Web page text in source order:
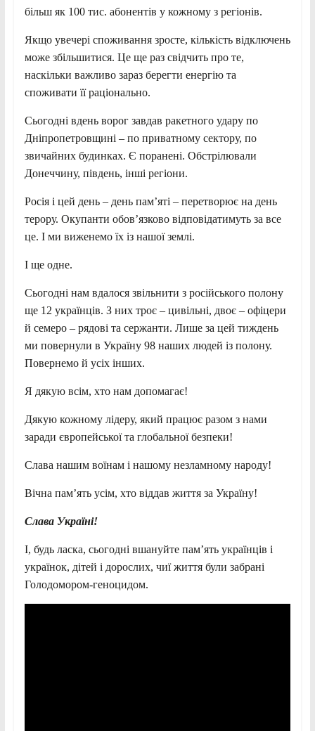
більш як 100 тис. абонентів у кожному з регіонів.
Якщо увечері споживання зросте, кількість відключень
може збільшитися. Це ще раз свідчить про те,
наскільки важливо зараз берегти енергію та
споживати її раціонально.
Сьогодні вдень ворог завдав ракетного удару по
Дніпропетровщині – по приватному сектору, по
звичайних будинках. Є поранені. Обстрілювали
Донеччину, південь, інші регіони.
Росія і цей день – день пам’яті – перетворює на день
терору. Окупанти обов’язково відповідатимуть за все
це. І ми виженемо їх із нашої землі.
І ще одне.
Сьогодні нам вдалося звільнити з російського полону
ще 12 українців. З них троє – цивільні, двоє – офіцери
й семеро – рядові та сержанти. Лише за цей тиждень
ми повернули в Україну 98 наших людей із полону.
Повернемо й усіх інших.
Я дякую всім, хто нам допомагає!
Дякую кожному лідеру, який працює разом з нами
заради європейської та глобальної безпеки!
Слава нашим воїнам і нашому незламному народу!
Вічна памʼять усім, хто віддав життя за Україну!
Слава Україні!
І, будь ласка, сьогодні вшануйте пам’ять українців і
українок, дітей і дорослих, чиї життя були забрані
Голодомором-геноцидом.